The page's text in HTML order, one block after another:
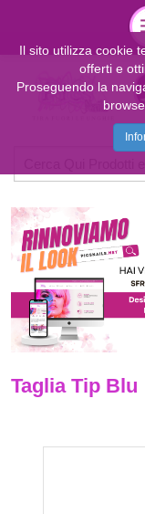
Taglia Tip Blu
Il sito utilizza cookie
offerti e
Proseguendo la